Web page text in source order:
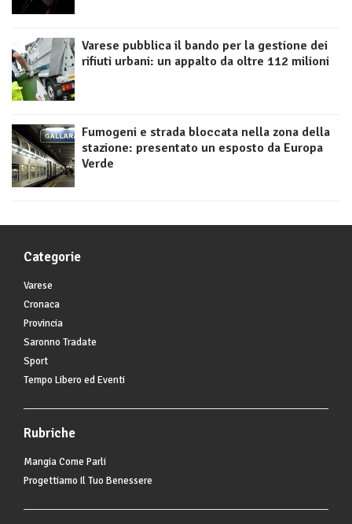
Varese pubblica il bando per la gestione dei
rifiuti urbani: un appalto da oltre 112 milioni
Fumogeni e strada bloccata nella zona della
stazione: presentato un esposto da Europa
Verde
Categorie
Varese
Cronaca
Provincia
Saronno Tradate
Sport
Tempo Libero ed Eventi
Rubriche
Mangia Come Parli
Progettiamo Il Tuo Benessere